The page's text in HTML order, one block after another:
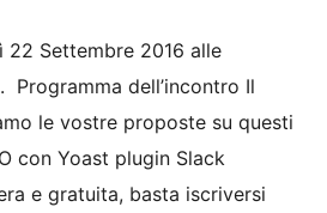
22 Settembre 2016 alle
Programma dell’incontro Il
le vostre proposte su questi
con Yoast plugin Slack
e gratuita, basta iscriversi